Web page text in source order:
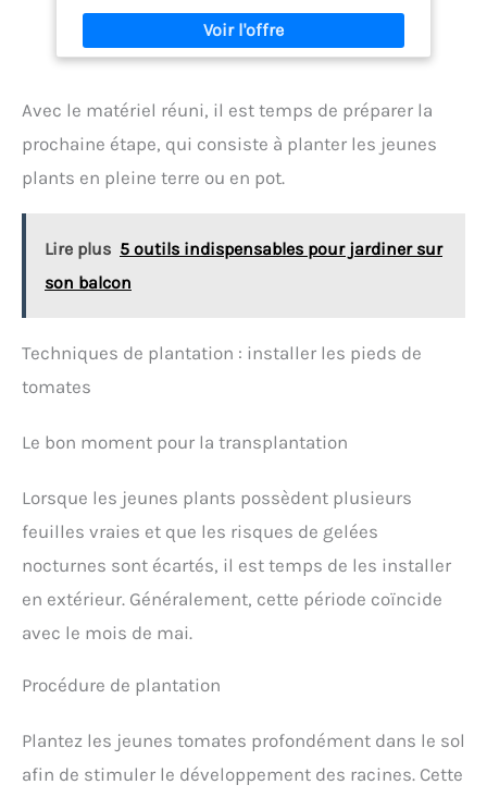
sorte que vous n'avez plus à vous soucier de leur
effondrement. Matériau de qualité supérieure :
notre support pour plantes est fabriqué en fibre de
supérieure. L'ensemble de la construction est
résistant aux intempéries, de sorte que vous n'avez
pas à vous soucier de l'effondrement ou des
dommages pendant l'utilisation Design unique : la
insertion facile dans le sol. En outre, des clips pour
plantes sont inclus, qui peuvent être déplacés
support dans le sol, de placer la plante dans les
clips de la plante, de régler la bonne hauteur et de
suffisamment d'espace pour la croissance des
et les empêcher de tomber. Il est adapté à tous les
types de plantes et de fleurs, y compris les
orchidées, les lys, les roses et autres plantes à
tiges minces
Avec le matériel réuni, il est temps de préparer la
prochaine étape, qui consiste à planter les jeunes
plants en pleine terre ou en pot.
Lire plus 5 outils indispensables pour jardiner sur
son balcon
Techniques de plantation : installer les pieds de
tomates
Le bon moment pour la transplantation
Lorsque les jeunes plants possèdent plusieurs
feuilles vraies et que les risques de gelées
nocturnes sont écartés, il est temps de les installer
en extérieur. Généralement, cette période coïncide
avec le mois de mai.
Procédure de plantation
Plantez les jeunes tomates profondément dans le sol
afin de stimuler le développement des racines. Cette